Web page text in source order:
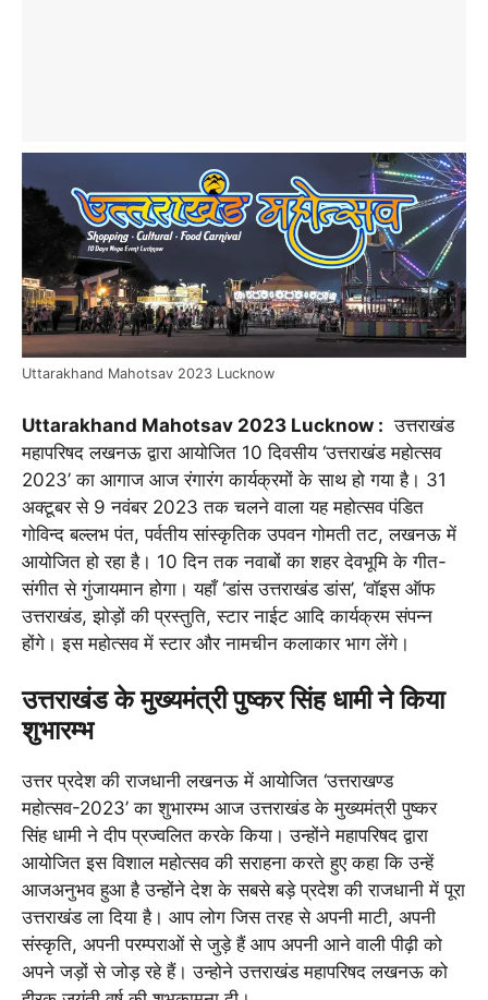
Uttarakhand Mahotsav 2023 Lucknow
Uttarakhand Mahotsav 2023 Lucknow : उत्तराखंड
महापरिषद लखनऊ द्वारा आयोजित 10 दिवसीय ‘उत्तराखंड महोत्सव
2023’ का आगाज आज रंगारंग कार्यक्रमों के साथ हो गया है। 31
अक्टूबर से 9 नवंबर 2023 तक चलने वाला यह महोत्सव पंडित
गोविन्द बल्लभ पंत, पर्वतीय सांस्कृतिक उपवन गोमती तट, लखनऊ में
आयोजित हो रहा है। 10 दिन तक नवाबों का शहर देवभूमि के गीत-
संगीत से गुंजायमान होगा। यहाँ ‘डांस उत्तराखंड डांस’, ‘वॉइस ऑफ
उत्तराखंड, झोड़ों की प्रस्तुति, स्टार नाईट आदि कार्यक्रम संपन्न
होंगे। इस महोत्सव में स्टार और नामचीन कलाकार भाग लेंगे।
उत्तराखंड के मुख्यमंत्री पुष्कर सिंह धामी ने किया
शुभारम्भ
उत्तर प्रदेश की राजधानी लखनऊ में आयोजित ‘उत्तराखण्ड
महोत्सव-2023’ का शुभारम्भ आज उत्तराखंड के मुख्यमंत्री पुष्कर
सिंह धामी ने दीप प्रज्वलित करके किया। उन्होंने महापरिषद द्वारा
आयोजित इस विशाल महोत्सव की सराहना करते हुए कहा कि उन्हें
आजअनुभव हुआ है उन्होंने देश के सबसे बड़े प्रदेश की राजधानी में पूरा
उत्तराखंड ला दिया है। आप लोग जिस तरह से अपनी माटी, अपनी
संस्कृति, अपनी परम्पराओं से जुड़े हैं आप अपनी आने वाली पीढ़ी को
अपने जड़ों से जोड़ रहे हैं। उन्होने उत्तराखंड महापरिषद लखनऊ को